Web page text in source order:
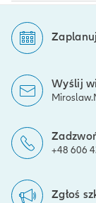
Wyślij
+48 606
Zgłoś